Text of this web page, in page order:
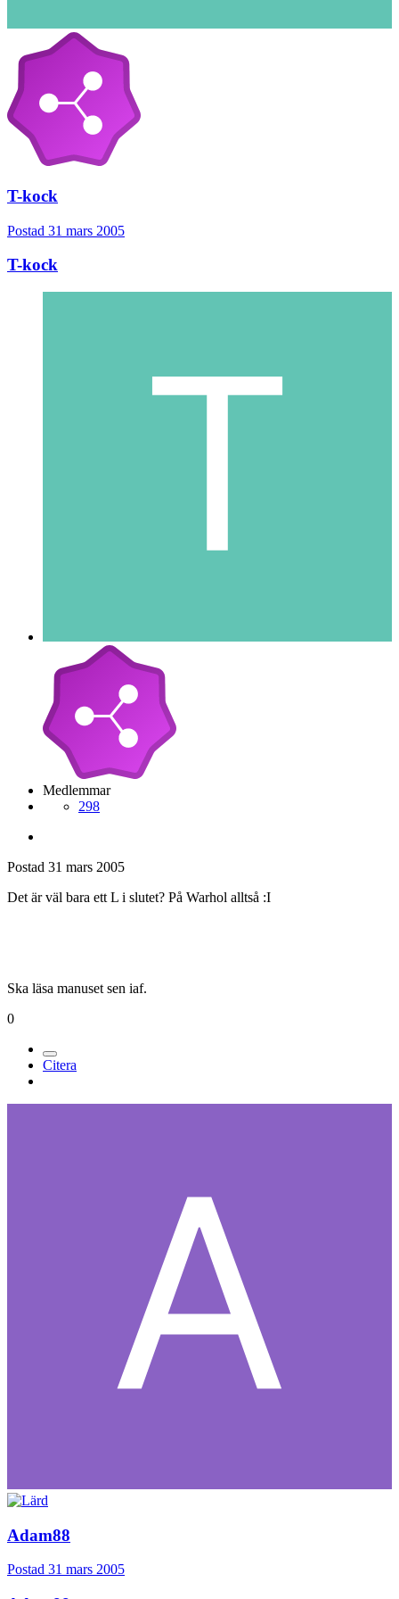
T-kock
Postad 31 mars 2005
T-kock
Medlemmar
298
Postad 31 mars 2005
Det är väl bara ett L i slutet? På Warhol alltså :I
Ska läsa manuset sen iaf.
0
Citera
Adam88
Postad 31 mars 2005